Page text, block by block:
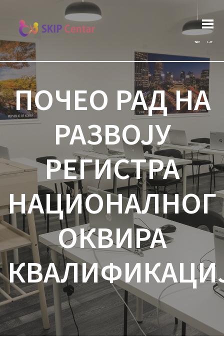
ЋИР LAT
ПОЧЕО РАД НА
РАЗВОЈУ
РЕГИСТРА
НАЦИОНАЛНОГ
ОКВИРА
Кретање
чланка
Previous post:
Архива